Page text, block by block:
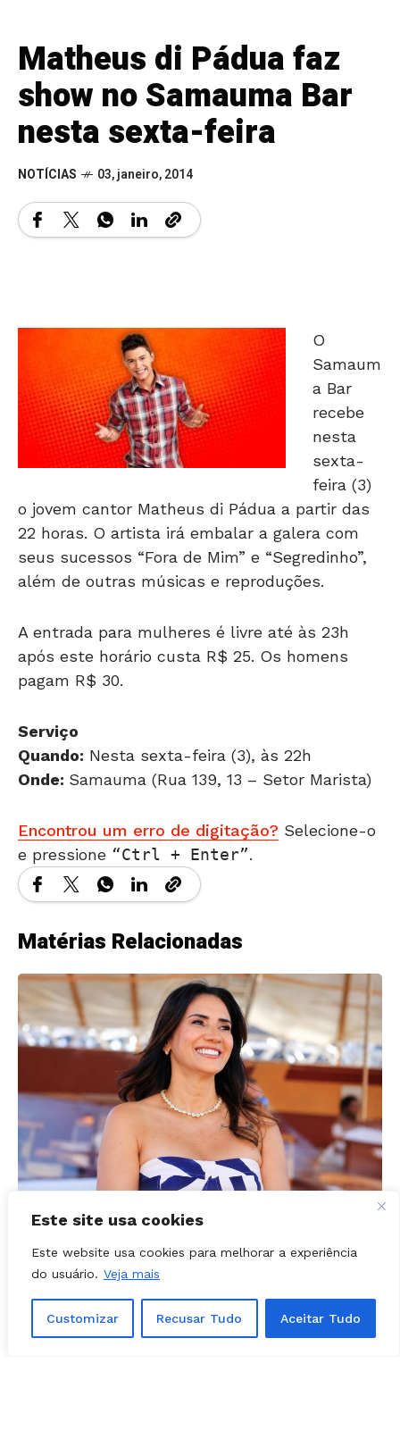
Este site usa cookies
Este website usa cookies para melhorar a experiência
do usuário. Veja mais
Customizar Recusar Tudo Aceitar Tudo
Matheus di Pádua faz
show no Samauma Bar
nesta sexta-feira
NOTÍCIAS 03, janeiro, 2014
Samaum
a Bar
recebe
nesta
sexta-
feira (3)
o jovem cantor Matheus di Pádua a partir das
22 horas. O artista irá embalar a galera com
seus sucessos “Fora de Mim” e “Segredinho”,
além de outras músicas e reproduções.
após este horário custa R$ 25. Os homens
pagam R$ 30.
Quando:
Onde:Samauma (Rua 139, 13 – Setor Marista)
e pressione Ctrl + Enter .
Matérias Relacionadas
POLÍTICA - GOIÁS 03, agosto, 2026
em Caldazinha; confira a lista